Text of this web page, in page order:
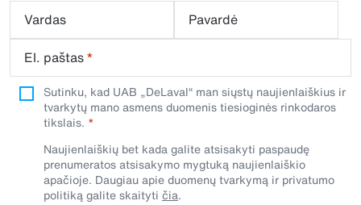
Vardas
Pavardė
El. paštas*
Sutinku, kad UAB „DeLaval“ man siųstų naujienlaiškius ir
tvarkytų mano asmens duomenis tiesioginės rinkodaros
tikslais.
Naujienlaiškių bet kada galite atsisakyti paspaudę
prenumeratos atsisakymo mygtuką naujienlaiškio
apačioje. Daugiau apie duomenų tvarkymą ir privatumo
politiką galite skaityti čia.